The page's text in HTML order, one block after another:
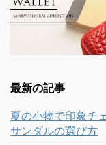
最新の記事
夏の小物で印象チ
サンダルの選び方